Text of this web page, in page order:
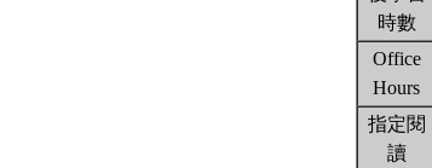
時數
Office
Hours
指定閱
讀